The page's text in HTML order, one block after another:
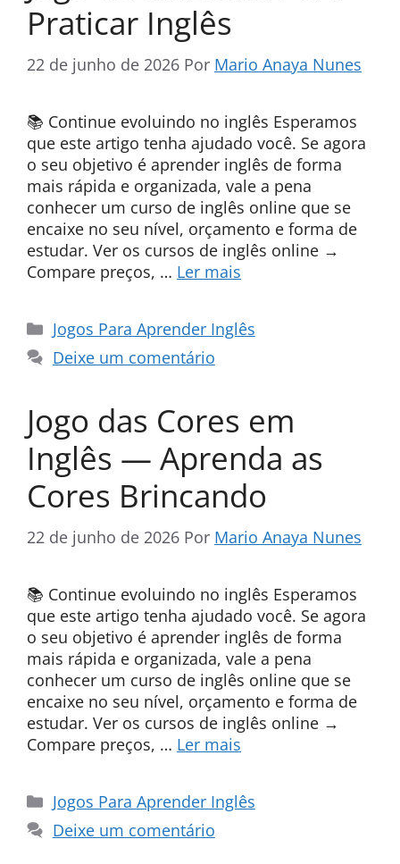
Praticar Inglês
22 de junho de 2026 Por Mario Anaya Nunes
📚 Continue evoluindo no inglês Esperamos
que este artigo tenha ajudado você. Se agora
o seu objetivo é aprender inglês de forma
mais rápida e organizada, vale a pena
conhecer um curso de inglês online que se
encaixe no seu nível, orçamento e forma de
estudar. Ver os cursos de inglês online →
Compare preços, … Ler mais
Categorias
Jogos Para Aprender Inglês
Deixe um comentário
Jogo das Cores em
Inglês — Aprenda as
Cores Brincando
22 de junho de 2026 Por Mario Anaya Nunes
📚 Continue evoluindo no inglês Esperamos
que este artigo tenha ajudado você. Se agora
o seu objetivo é aprender inglês de forma
mais rápida e organizada, vale a pena
conhecer um curso de inglês online que se
encaixe no seu nível, orçamento e forma de
estudar. Ver os cursos de inglês online →
Compare preços, … Ler mais
Categorias
Jogos Para Aprender Inglês
Deixe um comentário